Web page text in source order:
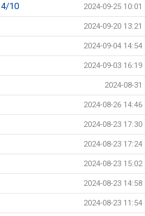
10 2024-09-25 10:01
2024-09-20 13:21
2024-09-04 14:54
2024-09-03 16:19
2024-08-31
2024-08-26 14:46
2024-08-23 17:30
2024-08-23 17:24
2024-08-23 15:02
2024-08-23 14:58
2024-08-23 11:54